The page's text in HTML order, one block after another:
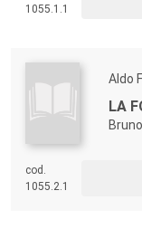
1055.1.1
Aldo
LA
cod.
1055.2.1